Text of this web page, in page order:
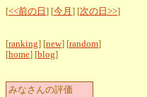
[<<前の日 ] [今月 ] [次の日>>]
[ranking] [new] [random]
[home] [blog]
みなさんの評価